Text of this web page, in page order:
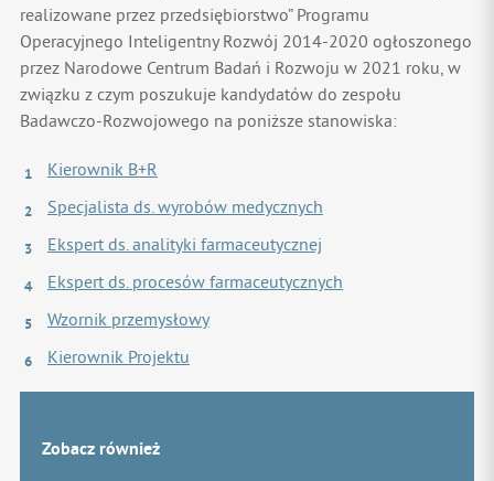
realizowane przez przedsiębiorstwo” Programu
Operacyjnego Inteligentny Rozwój 2014-2020 ogłoszonego
przez Narodowe Centrum Badań i Rozwoju w 2021 roku, w
związku z czym poszukuje kandydatów do zespołu
Badawczo-Rozwojowego na poniższe stanowiska:
Kierownik B+R
Specjalista ds. wyrobów medycznych
Ekspert ds. analityki farmaceutycznej
Ekspert ds. procesów farmaceutycznych
Wzornik przemysłowy
Kierownik Projektu
Zobacz również